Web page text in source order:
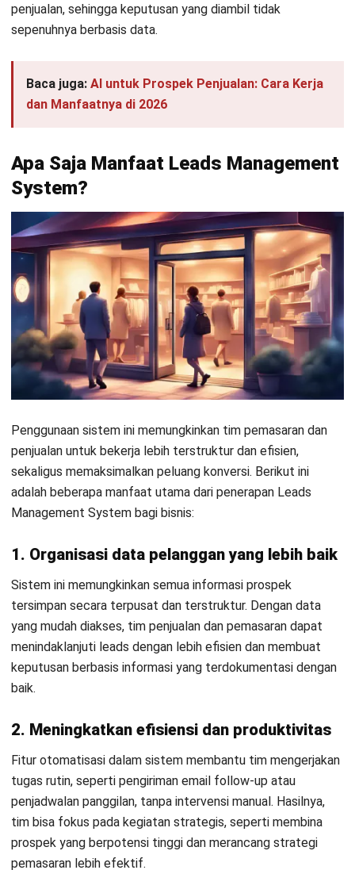
1. Identifikasi leads
Langkah pertama adalah menemukan individu atau
perusahaan yang berpotensi tertarik dengan produk atau
layanan. Hal ini dapat dilakukan melalui formulir kontak di
situs web, partisipasi dalam acara industri, atau penggunaan
2. Kualifikasi leads
Setelah prospek teridentifikasi, bisnis perlu menilai sejauh
mana kecocokan mereka dengan produk atau layanan yang
ditawarkan. Proses ini melibatkan pengumpulan informasi
untuk mengetahui kebutuhan prospek dan menentukan
apakah mereka layak menjadi pelanggan potensial.
3. Penjadwalan follow-up
Prospek yang sudah terkualifikasi kemudian dijadwalkan
untuk tindak lanjut. Komunikasi dapat dilakukan melalui
memberikan informasi tambahan dan membangun hubungan
lebih dekat.
4. Penjualan
kepada prospek. Tim penjualan menggunakan presentasi
peluang konversi meningkat dan prospek dapat menjadi
pelanggan tetap.
Optimalkan Pengelolaan Leads
dengan Software CRM dari HashMicro